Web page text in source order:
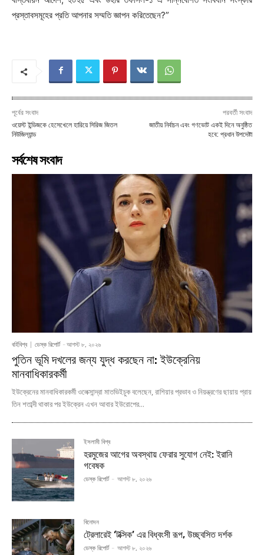
প্রস্তাবসমূহের প্রতি আপনার সম্মতি জ্ঞাপন করিতেছেন?”
পূর্বের সংবাদ
ওয়েস্ট ইন্ডিজকে হেসেখেলে হারিয়ে সিরিজ জিতল
নিউজিল্যান্ড
পরবর্তী সংবাদ
জাতীয় নির্বাচন এবং গণভোট একই দিনে অনুষ্ঠিত
হবে: প্রধান উপদেষ্টা
সর্বশেষ সংবাদ
বর্হিবিশ্ব ডেস্ক রিপোর্ট - আগস্ট ৮, ২০২৬
পুতিন ভূমি দখলের জন্য যুদ্ধ করছেন না: ইউক্রেনিয়
মানবাধিকারকর্মী
ইউক্রেনের মানবাধিকারকর্মী ওলেক্সান্দ্রা মাতভিইচুক বলেছেন, রাশিয়ার প্রভাব ও নিয়ন্ত্রণের ছায়ায় প্রায়
তিন শতাব্দী থাকার পর ইউক্রেন এখন আবার ইউরোপের...
ইসলামী বিশ্ব
হরমুজের আগের অবস্থায় ফেরার সুযোগ নেই: ইরানি
গবেষক
ডেস্ক রিপোর্ট - আগস্ট ৮, ২০২৬
বিনোদন
ট্রেলারেই ‘টক্সিক’ এর বিধ্বংসী রূপ, উচ্ছ্বসিত দর্শক
ডেস্ক রিপোর্ট - আগস্ট ৮, ২০২৬